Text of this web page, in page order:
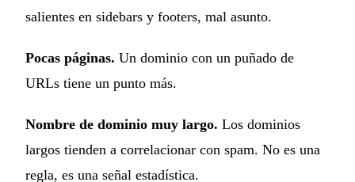
salientes en sidebars y footers, mal asunto.
Pocas páginas. Un dominio con un puñado de
URLs tiene un punto más.
Nombre de dominio muy largo. Los dominios
largos tienden a correlacionar con spam. No es una
regla, es una señal estadística.